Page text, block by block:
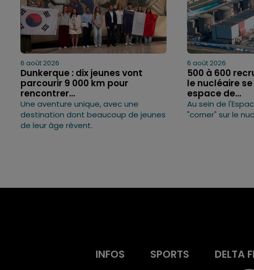
6 août 2026
Dunkerque : dix jeunes vont
parcourir 9 000 km pour
rencontrer...
Une aventure unique, avec une
destination dont beaucoup de jeunes
de leur âge rêvent.
6 août 2026
500 à 600
le nucléaire
espace de...
Au sein de
"corner" sur le
INFOS SPORTS DELTA